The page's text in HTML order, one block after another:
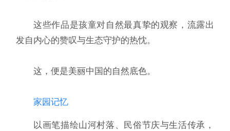
这些作品是孩童对自然最真挚的观察，流露出
发自内心的赞叹与生态守护的热忱。
这，便是美丽中国的自然底色。
家园记忆
以画笔描绘山河村落、民俗节庆与生活传承，